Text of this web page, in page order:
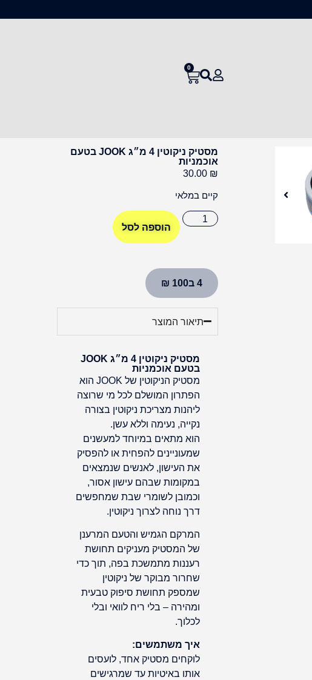
0
מסטיק ניקוטין 4 מ״ג JOOK בטעם
אוכמניות
30.00 ₪
קיים במלאי
הוספה לסל
4 ב100 ₪
תיאור המוצר
מסטיק ניקוטין 4 מ״ג JOOK
בטעם אוכמניות
מסטיק הניקוטין של JOOK הוא
הפתרון המושלם לכל מי שרוצה
ליהנות מצריכת ניקוטין בצורה
נקייה, נעימה וללא עשן.
הוא מתאים במיוחד למעשנים
שמעוניינים להפחית או להפסיק
את העישון, לאנשים שנמצאים
במקומות שבהם עישון אסור,
וכמובן לשומרי שבת שמחפשים
דרך נוחה לצרוך ניקוטין.
המרקם הגמיש והטעם המרענן
של המסטיק מעניקים תחושת
רעננות מתמשכת בפה, תוך כדי
שחרור מבוקר של ניקוטין
שמספק תחושת סיפוק טבעית
ומהירה – בלי ריח לוואי ובלי
לכלוך.
איך משתמשים:
לוקחים מסטיק אחד, לועסים
אותו באיטיות עד שמרגישים